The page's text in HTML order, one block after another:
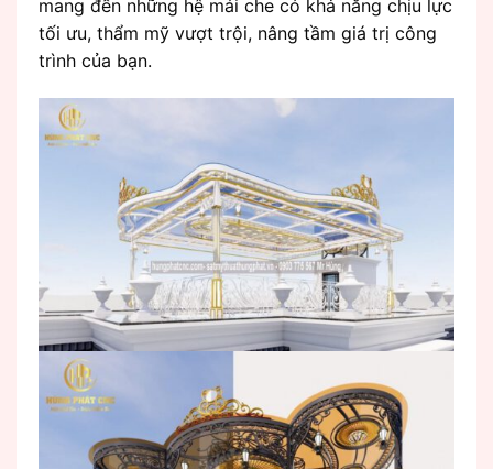
mang đến những hệ mái che có khả năng chịu lực
tối ưu, thẩm mỹ vượt trội, nâng tầm giá trị công
trình của bạn.